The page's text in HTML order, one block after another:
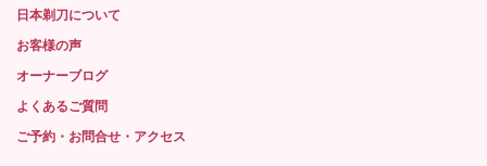
日本剃刀について
お客様の声
オーナーブログ
よくあるご質問
ご予約・お問合せ・アクセス